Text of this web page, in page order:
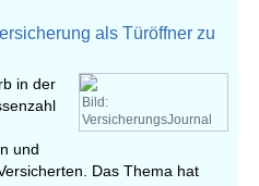
als Türöffner zu
Bild:
VersicherungsJournal
in der
und
Das Thema hat